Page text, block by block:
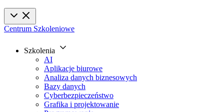
Centrum Szkoleniowe
Szkolenia
AI
Aplikacje biurowe
Analiza danych biznesowych
Bazy danych
Cyberbezpieczeństwo
Grafika i projektowanie